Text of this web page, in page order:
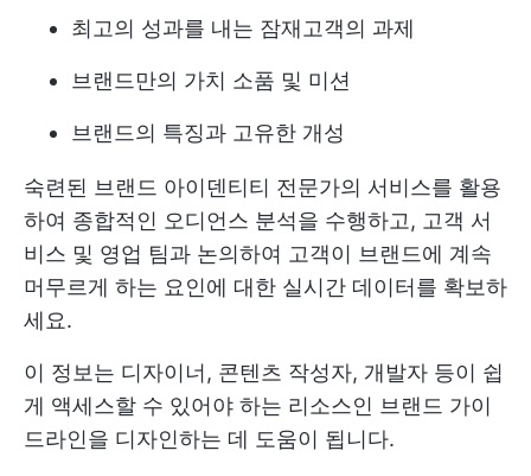
최고의 성과를 내는 잠재고객의 과제
브랜드만의 가치 소품 및 미션
브랜드의 특징과 고유한 개성
숙련된 브랜드 아이덴티티 전문가의 서비스를 활용
하여 종합적인 오디언스 분석을 수행하고, 고객 서
비스 및 영업 팀과 논의하여 고객이 브랜드에 계속
머무르게 하는 요인에 대한 실시간 데이터를 확보하
세요.
이 정보는 디자이너, 콘텐츠 작성자, 개발자 등이 쉽
게 액세스할 수 있어야 하는 리소스인 브랜드 가이
드라인을 디자인하는 데 도움이 됩니다.